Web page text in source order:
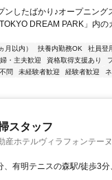
ンしたばかり♪オープニン
DREAM PARK」内の
月以内） 扶養内勤務OK
社員登
・主夫歓迎 資格取得支援あり
問 未経験者歓迎 経験者歓迎
スタッフ
産ホテルヴィラフォンテー
有明テニスの森駅/徒歩3